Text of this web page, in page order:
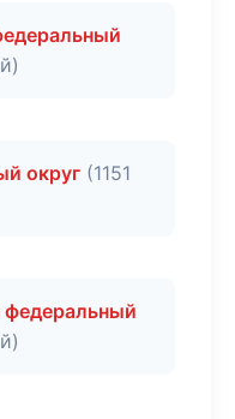
округ (1151
федеральный